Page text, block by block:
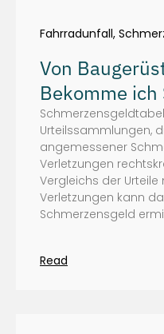
Fahrradunfall,
Von
Bekomme ich
Urteilssammlungen,
angemessener
Verletzungen
Vergleichs der
Verletzungen kann
Schmerzensgeld
Read